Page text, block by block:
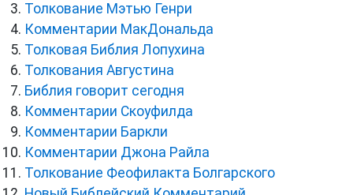
Толкование Мэтью Генри
Комментарии МакДональда
Толковая Библия Лопухина
Толкования Августина
Библия говорит сегодня
Комментарии Скоуфилда
Комментарии Баркли
Комментарии Джона Райла
Толкование Феофилакта Болгарского